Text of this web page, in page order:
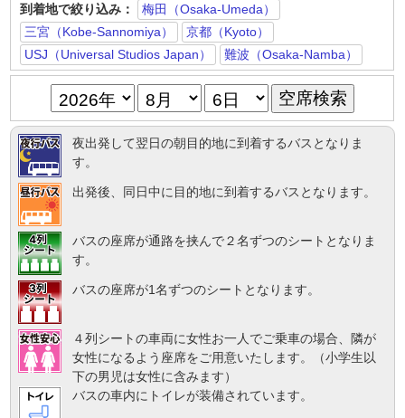
到着地で絞り込み：
梅田（Osaka-Umeda）
三宮（Kobe-Sannomiya）
京都（Kyoto）
USJ（Universal Studios Japan）
難波（Osaka-Namba）
夜出発して翌日の朝目的地に到着するバスとなりま
す。
出発後、同日中に目的地に到着するバスとなります。
バスの座席が通路を挟んで２名ずつのシートとなりま
す。
バスの座席が1名ずつのシートとなります。
４列シートの車両に女性お一人でご乗車の場合、隣が
女性になるよう座席をご用意いたします。（小学生以
下の男児は女性に含みます）
バスの車内にトイレが装備されています。